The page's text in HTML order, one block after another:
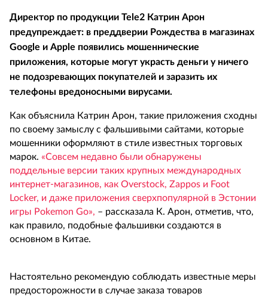
Директор по продукции Tele2 Катрин Арон
предупреждает: в преддверии Рождества в магазинах
Google и Apple появились мошеннические
приложения, которые могут украсть деньги у ничего
не подозревающих покупателей и заразить их
телефоны вредоносными вирусами.
Как объяснила Катрин Арон, такие приложения сходны
по своему замыслу с фальшивыми сайтами, которые
мошенники оформляют в стиле известных торговых
марок. «Совсем недавно были обнаружены
поддельные версии таких крупных международных
интернет-магазинов, как Overstock, Zappos и Foot
Locker, и даже приложения сверхпопулярной в Эстонии
игры Pokemon Go», – рассказала К. Арон, отметив, что,
как правило, подобные фальшивки создаются в
основном в Китае.
Настоятельно рекомендую соблюдать известные меры
предосторожности в случае заказа товаров